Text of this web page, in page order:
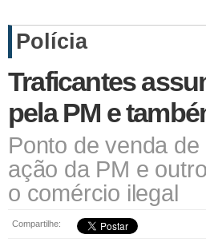
Polícia
Traficantes
pela PM e
Ponto de venda
ação da PM e
o comércio ilegal
Compartilhe: